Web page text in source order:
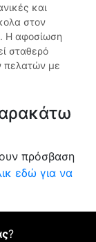
και
στον
Η αφοσίωση
σταθερό
πελατών με
πρόσβαση
εδώ για να
?